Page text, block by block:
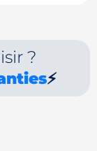
?
⚡